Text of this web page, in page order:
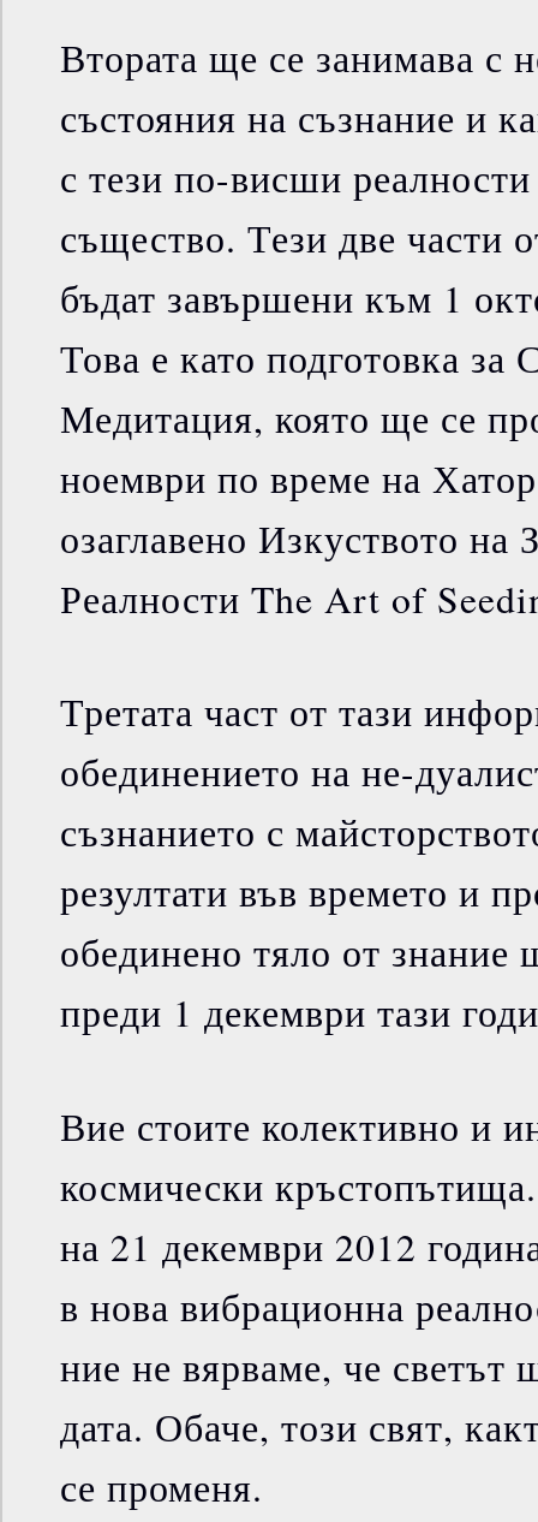
Втората ще се занимава с
състояния на съзнание и
с тези по-висши
същество. Тези две части
бъдат завършени към 1
Това е като подготовка за
Медитация, която ще се
ноември по време на
озаглавено Изкуството на
Реалности The Art of
Третата част от тази
обединението на не-
съзнанието с
резултати във времето и
обединено тяло от знание
преди 1 декември тази
Вие стоите колективно и
космически
на 21 декември 2012
в нова вибрационна
ние не вярваме, че светът
дата. Обаче, този свят,
се променя.